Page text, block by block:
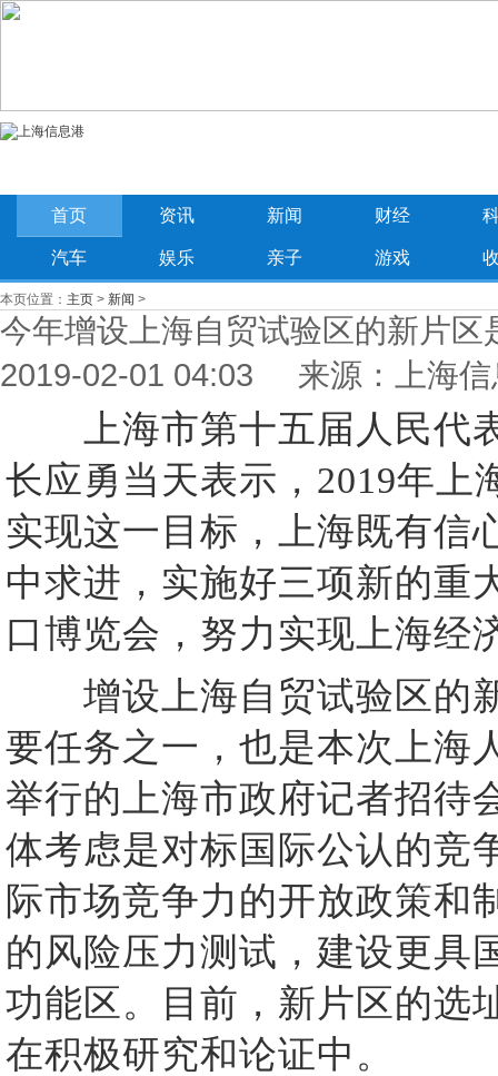
首页 资讯 新闻 财经
汽车 娱乐 亲子 游戏
本页位置： 主页 > 新闻 >
今年增设上海自贸试验区的新片区
2019-02-01 04:03 来源：上海信
上海市第十五届人民代表
长应勇当天表示，2019年上
实现这一目标，上海既有信
中求进，实施好三项新的重
口博览会，努力实现上海经
增设上海自贸试验区的新
要任务之一，也是本次上海
举行的上海市政府记者招待
体考虑是对标国际公认的竞
际市场竞争力的开放政策和
的风险压力测试，建设更具
功能区。目前，新片区的选
在积极研究和论证中。